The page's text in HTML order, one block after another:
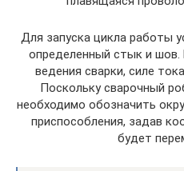
Для запуска цикла работы
определенный стык и
ведения сварки, силе
Поскольку сварочный
необходимо обозначить
приспособления, задав
будет